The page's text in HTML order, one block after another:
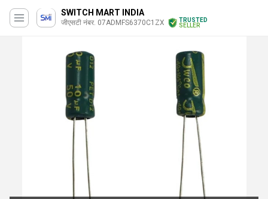
SWITCH MART INDIA
जीएसटी नंबर. 07ADMFS6370C1ZX
TRUSTED
SELLER